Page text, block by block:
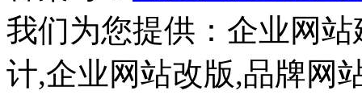
我们为您提供：企业网
计,企业网站改版,品牌网